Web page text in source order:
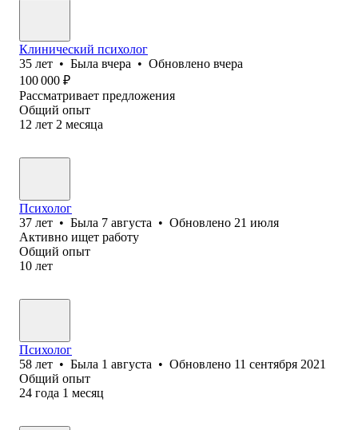
Клинический психолог
35 лет • Была вчера • Обновлено вчера
100 000 ₽
Рассматривает предложения
Общий опыт
12 лет 2 месяца
Психолог
37 лет • Была 7 августа • Обновлено 21 июля
Активно ищет работу
Общий опыт
10 лет
Психолог
58 лет • Была 1 августа • Обновлено 11 сентября 2021
Общий опыт
24 года 1 месяц